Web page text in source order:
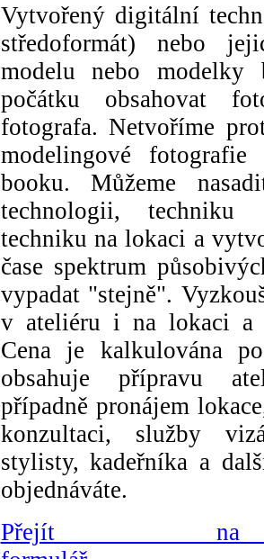
Vytvořený digitální
středoformát) nebo
modelu nebo
počátku obsahovat
fotografa. Netvoříme
modelingové
booku. Můžeme
technologii,
techniku na lokaci a
čase spektrum
vypadat "stejně".
v ateliéru i na lokaci a
Cena je kalkulována
obsahuje přípravu
případně pronájem
konzultaci, služby
stylisty, kadeřníka a
objednáváte.
Přejít na